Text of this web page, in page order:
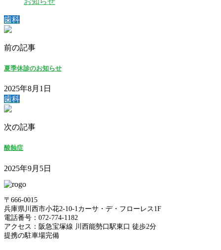
歯科
前の記事
夏季休診のお知らせ
2025年8月1日
歯科
次の記事
酸蝕症
2025年9月5日
〒666-0015
兵庫県川西市小花2-10-1カーサ・デ・フローレス1F
電話番号：072-774-1182
アクセス：阪急宝塚線 川西能勢口駅東口 徒歩2分
提携の駐車場完備